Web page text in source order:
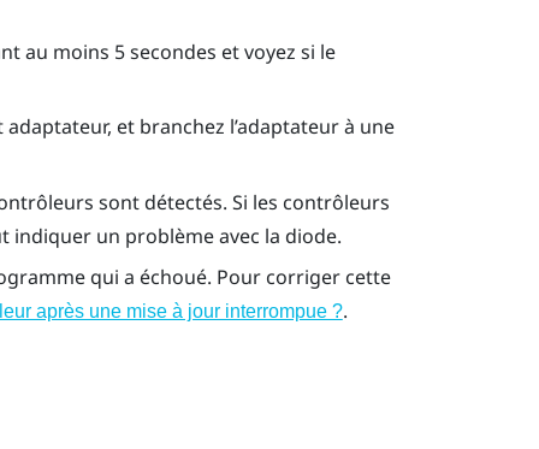
au moins 5 secondes et voyez si le
et branchez l’adaptateur à une
sont détectés. Si les contrôleurs
indiquer un problème avec la diode.
qui a échoué. Pour corriger cette
après une mise à jour interrompue ?.